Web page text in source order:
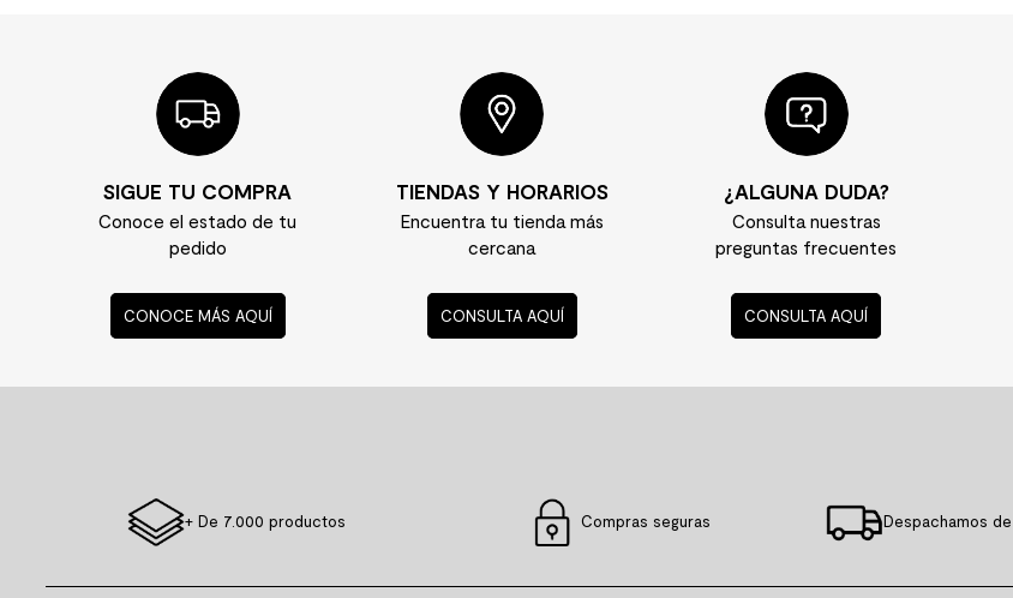
SIGUE TU COMPRA
Conoce el estado de tu
pedido
CONOCE MÁS AQUÍ
TIENDAS Y HORARIOS
Encuentra tu tienda más
cercana
CONSULTA AQUÍ
¿ALGUNA DUDA?
Consulta nuestras
preguntas frecuentes
CONSULTA AQUÍ
+ De 7.000 productos Compras seguras Despachamos